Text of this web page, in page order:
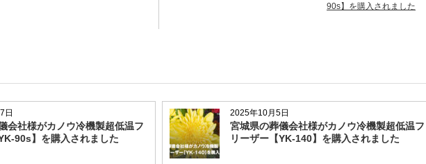
90s】を購入されました
日
会社様がカノウ冷機製超低温フ
90s】を購入されました
2025年10月5日
宮城県の葬儀会社様がカノウ冷機製超低温フ
リーザー【YK-140】を購入されました